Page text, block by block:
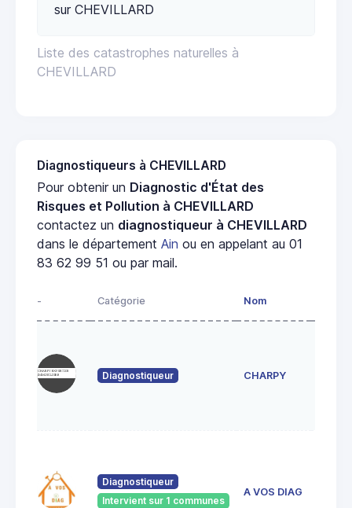
Liste des catastrophes naturelles à
CHEVILLARD
sur CHEVILLARD
Diagnostiqueurs à CHEVILLARD
Pour obtenir un Diagnostic d'État des
Risques et Pollution à CHEVILLARD
contactez un diagnostiqueur à CHEVILLARD
dans le département Ain ou en appelant au 01
83 62 99 51 ou par mail.
- Catégorie Nom
Diagnostiqueur CHARPY
Diagnostiqueur
Intervient sur 1 communes
A VOS DIAG